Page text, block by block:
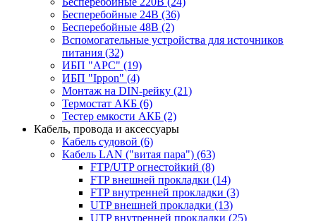
Бесперебойные 24В (36)
Бесперебойные 48В (2)
Вспомогательные устройства для источников
питания (32)
ИБП "APC" (19)
ИБП "Ippon" (4)
Монтаж на DIN-рейку (21)
Термостат АКБ (6)
Тестер емкости АКБ (2)
Кабель, провода и аксессуары
Кабель судовой (6)
Кабель LAN ("витая пара") (63)
FTP/UTP огнестойкий (8)
FTP внешней прокладки (14)
FTP внутренней прокладки (3)
UTP внешней прокладки (13)
UTP внутренней прокладки (25)